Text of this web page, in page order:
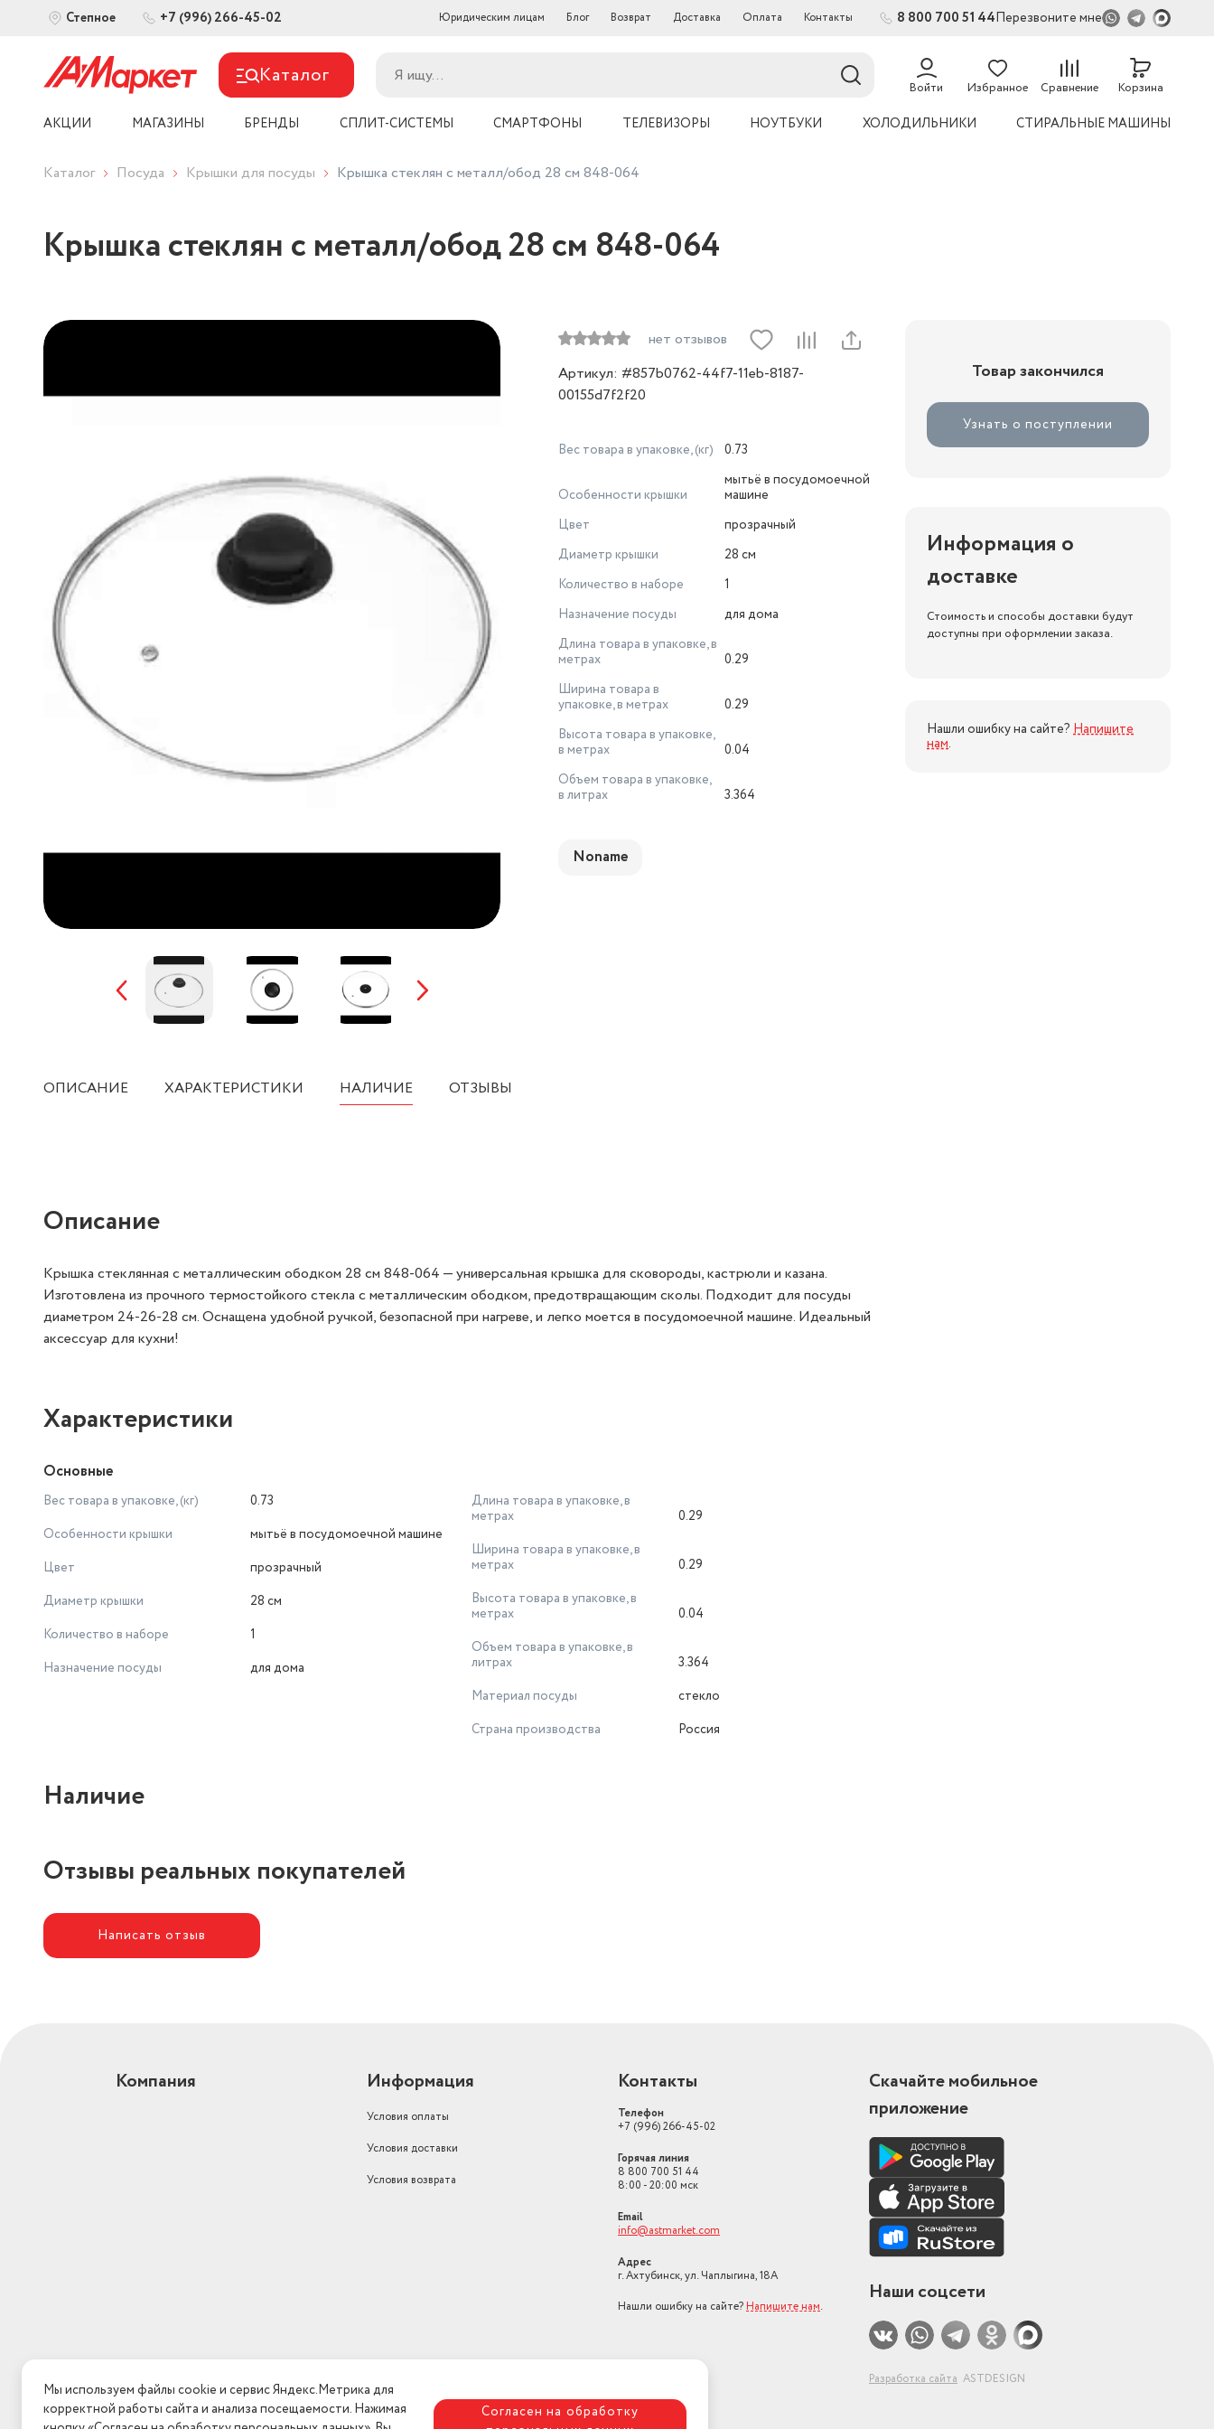
Степное +7 (996) 266-45-02 Юридическим лицам Блог Возврат Доставка Оплата Контакты 8 800 700 51 44Перезвоните мне
Каталог Войти Избранное Сравнение Корзина
АКЦИИ МАГАЗИНЫ БРЕНДЫ СПЛИТ-СИСТЕМЫ СМАРТФОНЫ ТЕЛЕВИЗОРЫ НОУТБУКИ ХОЛОДИЛЬНИКИ СТИРАЛЬНЫЕ МАШИНЫ
Каталог Посуда Крышки для посуды Крышка стеклян с металл/обод 28 см 848-064
Крышка стеклян с металл/обод 28 см 848-064
нет отзывов
Артикул: #857b0762-44f7-11eb-8187-
00155d7f2f20
Вес товара в упаковке, (кг) 0.73
Особенности крышки
мытьё в посудомоечной
машине
Цвет
прозрачный
Диаметр крышки
28 см
Количество в наборе
1
Назначение посуды
для дома
Длина товара в упаковке, в
метрах
0.29
Ширина товара в
упаковке, в метрах
0.29
Высота товара в упаковке,
в метрах
0.04
Объем товара в упаковке,
в литрах
3.364
Noname
Товар закончился
Узнать о поступлении
Информация о
доставке
Стоимость и способы доставки будут
доступны при оформлении заказа.
Нашли ошибку на сайте? Напишите
нам.
ОПИСАНИЕ ХАРАКТЕРИСТИКИ НАЛИЧИЕ ОТЗЫВЫ
Описание
Крышка стеклянная с металлическим ободком 28 см 848-064 — универсальная крышка для сковороды, кастрюли и казана.
Изготовлена из прочного термостойкого стекла с металлическим ободком, предотвращающим сколы. Подходит для посуды
диаметром 24-26-28 см. Оснащена удобной ручкой, безопасной при нагреве, и легко моется в посудомоечной машине. Идеальный
аксессуар для кухни!
Характеристики
Основные
Вес товара в упаковке, (кг)
0.73
Особенности крышки
мытьё в посудомоечной машине
Цвет
прозрачный
Диаметр крышки
28 см
Количество в наборе
1
Назначение посуды
для дома
Длина товара в упаковке, в
метрах
0.29
Ширина товара в упаковке, в
метрах
0.29
Высота товара в упаковке, в
метрах
0.04
Объем товара в упаковке, в
литрах
3.364
Материал посуды
стекло
Страна производства
Россия
Наличие
Отзывы реальных покупателей
Написать отзыв
Компания Информация
Условия оплаты
Условия доставки
Условия возврата
Контакты
Телефон
+7 (996) 266-45-02
Горячая линия
8 800 700 51 44
8:00 - 20:00 мск
Email
info@astmarket.com
Адрес
г. Ахтубинск, ул. Чаплыгина, 18А
Нашли ошибку на сайте? Напишите нам.
Скачайте мобильное
приложение
Наши соцсети
Разработка сайта ASTDESIGN
Мы используем файлы cookie и сервис Яндекс.Метрика для
корректной работы сайта и анализа посещаемости. Нажимая
Согласен на обработку